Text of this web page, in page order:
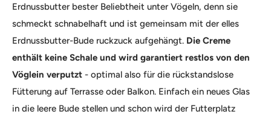
Erdnussbutter bester Beliebtheit unter Vögeln, denn sie
schmeckt schnabelhaft und ist gemeinsam mit der elles
Erdnussbutter-Bude ruckzuck aufgehängt. Die Creme
enthält keine Schale und wird garantiert restlos von den
Vöglein verputzt - optimal also für die rückstandslose
Fütterung auf Terrasse oder Balkon. Einfach ein neues Glas
in die leere Bude stellen und schon wird der Futterplatz